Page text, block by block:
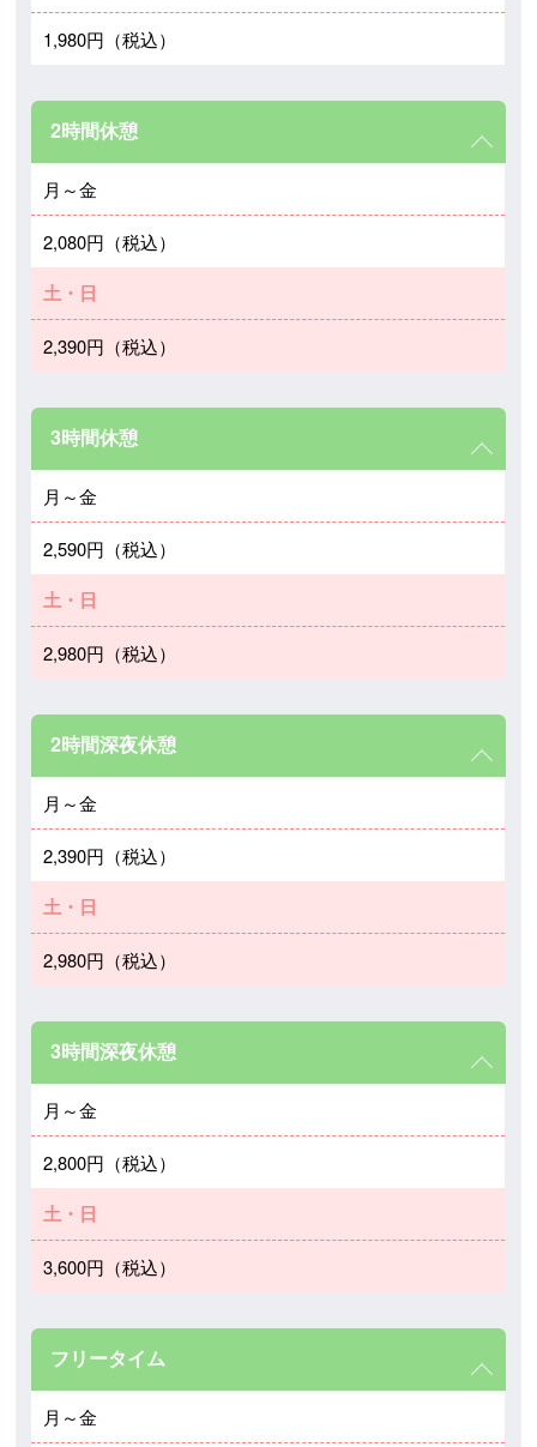
1,980円（税込）
2時間休憩
月～金
2,080円（税込）
土・日
2,390円（税込）
3時間休憩
月～金
2,590円（税込）
土・日
2,980円（税込）
2時間深夜休憩
月～金
2,390円（税込）
土・日
2,980円（税込）
3時間深夜休憩
月～金
2,800円（税込）
土・日
3,600円（税込）
フリータイム
月～金